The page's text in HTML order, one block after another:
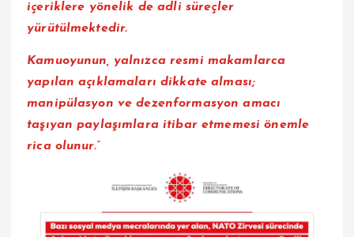
içeriklere yönelik de adli süreçler
yürütülmektedir.
Kamuoyunun, yalnızca resmi makamlarca
yapılan açıklamaları dikkate alması;
manipülasyon ve dezenformasyon amacı
taşıyan paylaşımlara itibar etmemesi önemle
rica olunur.”